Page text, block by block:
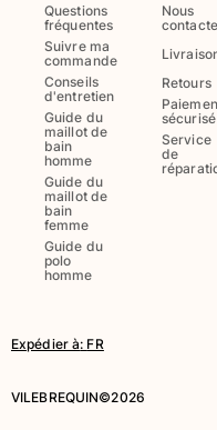
Questions
fréquentes
Suivre ma
commande
Conseils
d'entretien
Guide du
maillot de
bain
homme
Guide du
maillot de
bain
femme
Guide du
polo
homme
Nous
Retours
sécurisé
Service
de
Expédier à: FR
VILEBREQUIN©2026